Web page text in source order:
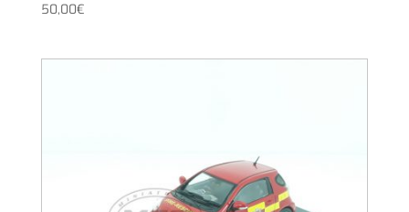
50,00€